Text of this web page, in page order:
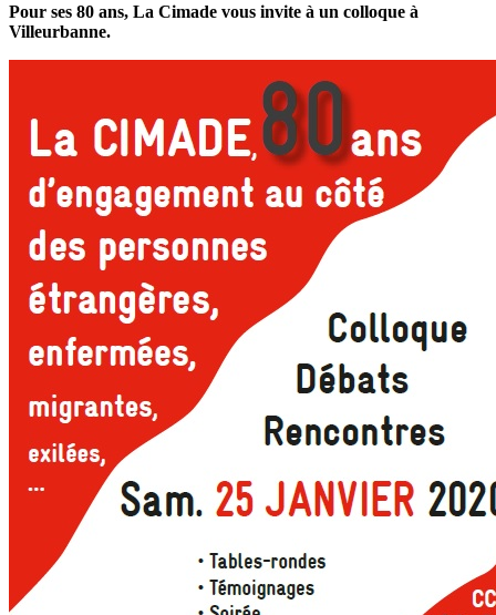
Pour ses 80 ans, La Cimade vous invite à un colloque à
Villeurbanne.